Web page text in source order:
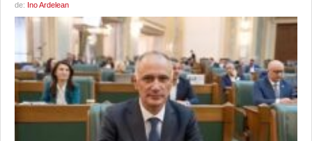
de: Ino Ardelean